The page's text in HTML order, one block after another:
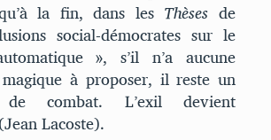
la fin, dans les Thèses de
social-démocrates sur le
», s’il n’a aucune
à proposer, il reste un
de combat. L’exil devient
Lacoste).